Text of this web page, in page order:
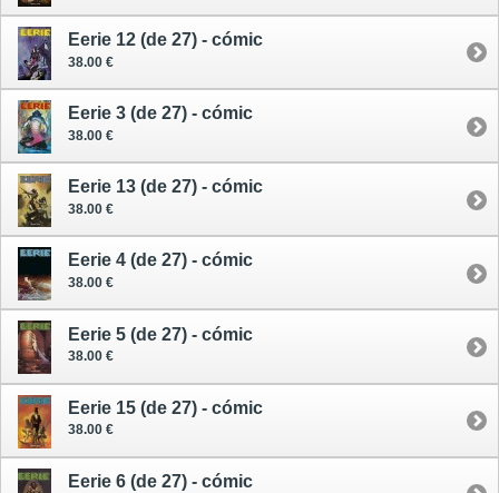
Eerie 12 (de 27) - cómic
38.00 €
Eerie 3 (de 27) - cómic
38.00 €
Eerie 13 (de 27) - cómic
38.00 €
Eerie 4 (de 27) - cómic
38.00 €
Eerie 5 (de 27) - cómic
38.00 €
Eerie 15 (de 27) - cómic
38.00 €
Eerie 6 (de 27) - cómic